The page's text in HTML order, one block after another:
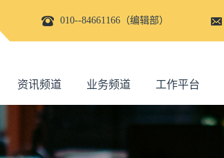
010--84661166（编辑部）
资讯频道 业务频道 工作平台